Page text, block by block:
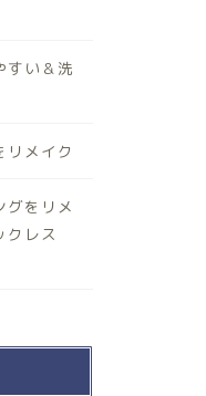
すい＆洗
メイク
グをリメ
クレス